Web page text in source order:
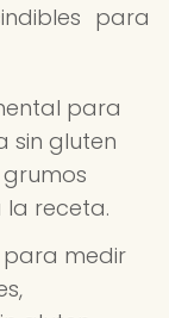
para
para
sin gluten
receta.
para medir